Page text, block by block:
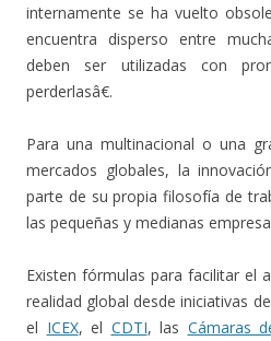
internamente se ha vuelto
encuentra disperso entre
deben ser utilizadas con
perderlasâ€.
Para una multinacional o una
mercados globales, la
parte de su propia filosofía de
las pequeñas y medianas
Existen fórmulas para facilitar el
realidad global desde iniciativas
el ICEX, el CDTI, las Cámaras